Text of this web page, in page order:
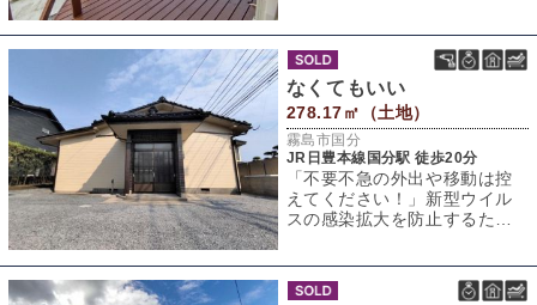
なくてもいい
278.17㎡（土地）
霧島市国分
JR日豊本線国分駅 徒歩20分
「不要不急の外出や移動は控
えてください！」新型ウイル
スの感染拡大を防止するため